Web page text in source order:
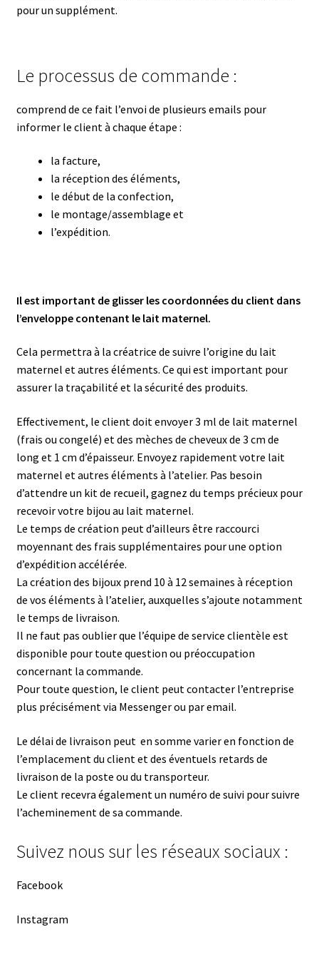
pour un supplément.
Le processus de commande :
comprend de ce fait l’envoi de plusieurs emails pour
informer le client à chaque étape :
la facture,
la réception des éléments,
le début de la confection,
le montage/assemblage et
l’expédition.
Il est important de glisser les coordonnées du client dans
l’enveloppe contenant le lait maternel.
Cela permettra à la créatrice de suivre l’origine du lait
maternel et autres éléments. Ce qui est important pour
assurer la traçabilité et la sécurité des produits.
Effectivement, le client doit envoyer 3 ml de lait maternel
(frais ou congelé) et des mèches de cheveux de 3 cm de
long et 1 cm d’épaisseur. Envoyez rapidement votre lait
maternel et autres éléments à l’atelier. Pas besoin
d’attendre un kit de recueil, gagnez du temps précieux pour
recevoir votre bijou au lait maternel.
Le temps de création peut d’ailleurs être raccourci
moyennant des frais supplémentaires pour une option
d’expédition accélérée.
La création des bijoux prend 10 à 12 semaines à réception
de vos éléments à l’atelier, auxquelles s’ajoute notamment
le temps de livraison.
Il ne faut pas oublier que l’équipe de service clientèle est
disponible pour toute question ou préoccupation
concernant la commande.
Pour toute question, le client peut contacter l’entreprise
plus précisément via Messenger ou par email.
Le délai de livraison peut en somme varier en fonction de
l’emplacement du client et des éventuels retards de
livraison de la poste ou du transporteur.
Le client recevra également un numéro de suivi pour suivre
l’acheminement de sa commande.
Suivez nous sur les réseaux sociaux :
Facebook
Instagram